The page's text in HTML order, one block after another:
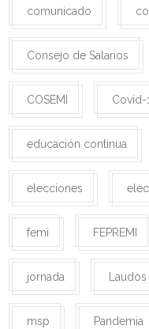
comunicado
Consejo de Salarios
COSEMI Covid-
educación continua
elecciones
femi FEPREMI
jornada Laudos
msp Pandemia